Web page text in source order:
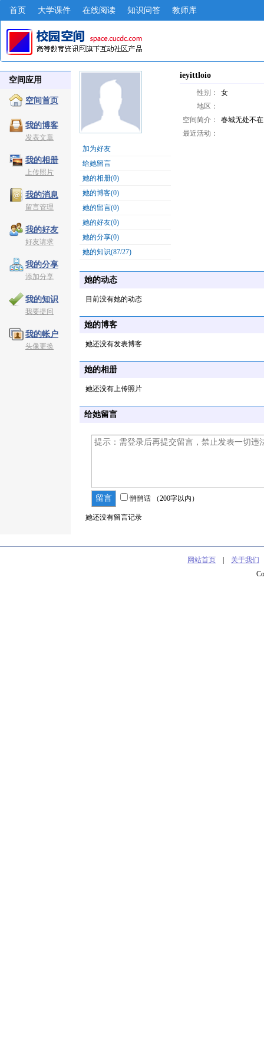
首页 大学课件 在线阅读 知识问答 教师库
空间应用
空间首页
我的博客
发表文章
我的相册
上传照片
我的消息
留言管理
我的好友
好友请求
我的分享
添加分享
我的知识
我要提问
我的帐户
头像更换
加为好友
给她留言
她的相册(0)
她的博客(0)
她的留言(0)
她的好友(0)
她的分享(0)
她的知识(87/27)
ieyittloio
性别：
女
地区：
空间简介：
春城无处不在
最近活动：
她的动态
目前没有她的动态
她的博客
她还没有发表博客
她的相册
她还没有上传照片
给她留言
悄悄话 （200字以内）
她还没有留言记录
网站首页 关于我们